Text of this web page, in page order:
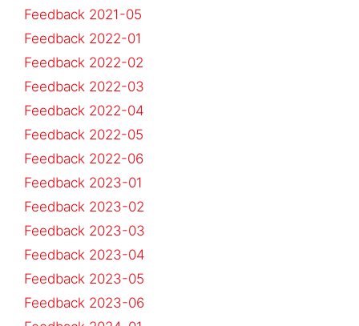
Feedback 2021-05
Feedback 2022-01
Feedback 2022-02
Feedback 2022-03
Feedback 2022-04
Feedback 2022-05
Feedback 2022-06
Feedback 2023-01
Feedback 2023-02
Feedback 2023-03
Feedback 2023-04
Feedback 2023-05
Feedback 2023-06